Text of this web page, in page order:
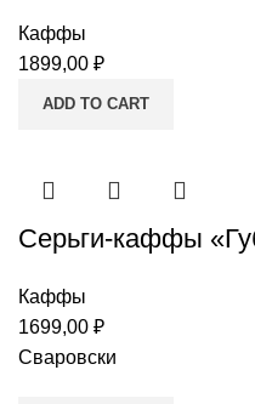
Каффы
1899,00 ₽
ADD TO CART
Серьги-каффы
Каффы
1699,00 ₽
Сваровски